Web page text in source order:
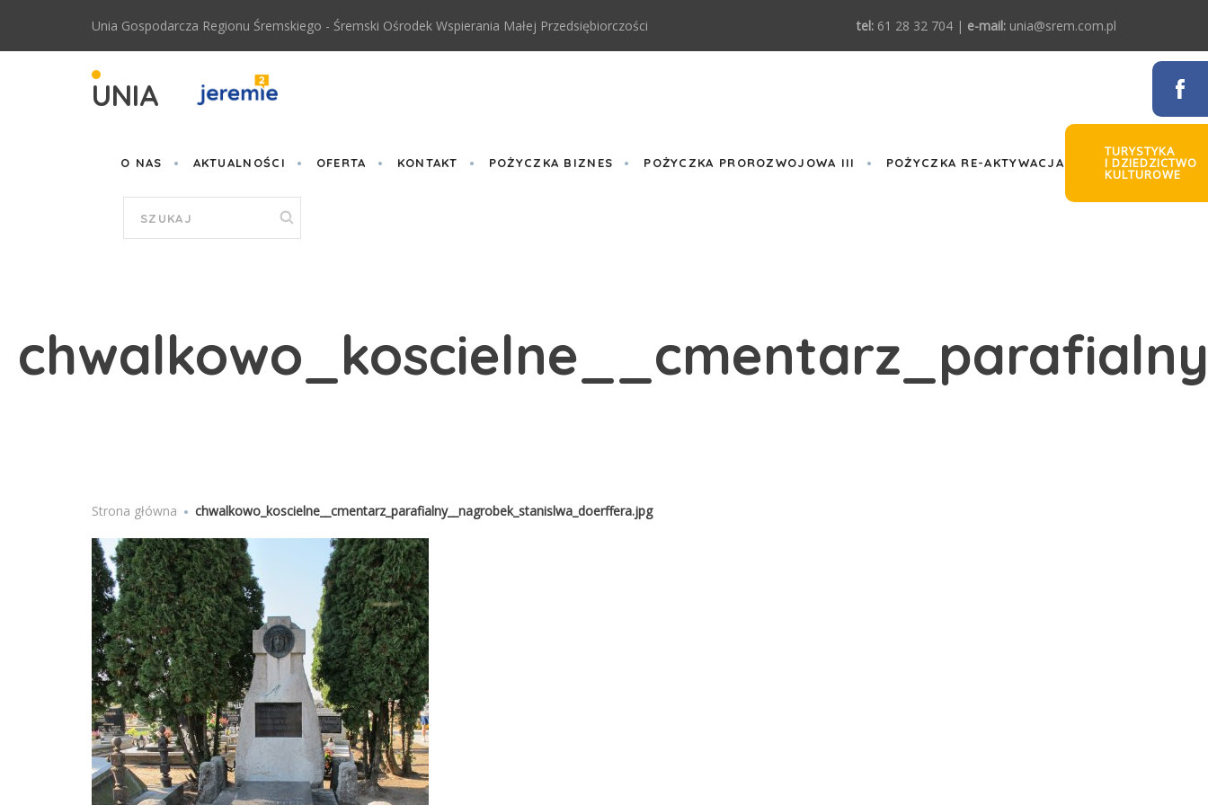
Unia Gospodarcza Regionu Śremskiego - Śremski Ośrodek Wspierania Małej Przedsiębiorczości tel: 61 28 32 704 | e-mail: unia@srem.com.pl
UNIA
O NAS AKTUALNOŚCI OFERTA KONTAKT POŻYCZKA BIZNES POŻYCZKA PROROZWOJOWA III POŻYCZKA RE-AKTYWACJA
Formularz
TURYSTYKA
I DZIEDZICTWO
KULTUROWE
Jesteś tutaj
Strona główna chwalkowo_koscielne__cmentarz_parafialny__nagrobek_stanislwa_doerffera.jpg